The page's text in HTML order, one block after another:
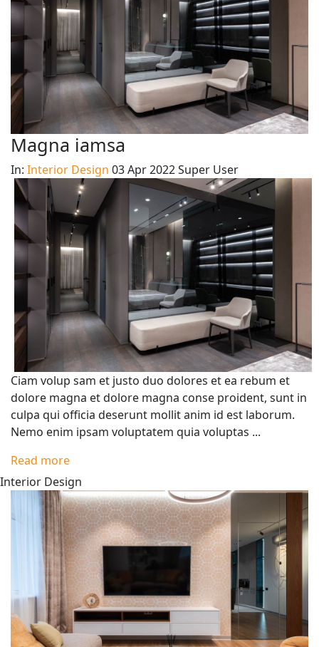
Magna iamsa
In: Interior Design 03 Apr 2022Super User
Ciam volup sam et justo duo dolores et ea rebum et
dolore magna et dolore magna conse proident, sunt in
culpa qui officia deserunt mollit anim id est laborum.
Nemo enim ipsam voluptatem quia voluptas ...
Read more
Interior Design